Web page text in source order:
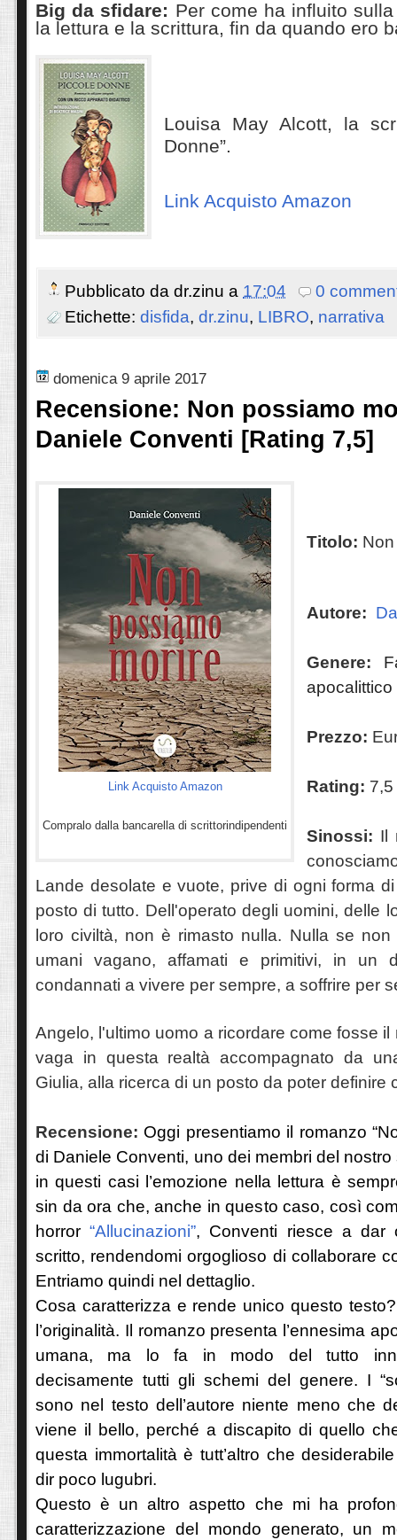
Big da sfidare: Per come ha influito
la lettura e la scrittura, fin da quando ero
Louisa May Alcott, la
Donne”.
Link Acquisto Amazon
Pubblicato da dr.zinu a 17:04
0
Etichette: disfida, dr.zinu, LIBRO, narrativa
domenica 9 aprile 2017
Recensione: Non possiamo
Daniele Conventi [Rating 7,5]
Link Acquisto Amazon
Compralo dalla bancarella di scrittorindipendenti
Titolo:
Autore:
Genere:
apocalittico
Prezzo:
Rating: 7,5
Sinossi: Il
Lande desolate e vuote, prive di ogni forma
posto di tutto. Dell'operato degli uomini, delle
loro civiltà, non è rimasto nulla. Nulla se non
umani vagano, affamati e primitivi, in un
condannati a vivere per sempre, a soffrire per
Angelo, l'ultimo uomo a ricordare come fosse
vaga in questa realtà accompagnato da
Giulia, alla ricerca di un posto da poter definire
Recensione: Oggi presentiamo il romanzo
di Daniele Conventi, uno dei membri del
in questi casi l’emozione nella lettura è
sin da ora che, anche in questo caso, così
horror“Allucinazioni”, Conventi riesce a dar
scritto, rendendomi orgoglioso di collaborare
Entriamo quindi nel dettaglio.
Cosa caratterizza e rende unico questo
l’originalità. Il romanzo presenta l’ennesima
umana, ma lo fa in modo del tutto
decisamente tutti gli schemi del genere. I
sono nel testo dell’autore niente meno che
viene il bello, perché a discapito di quello
questa immortalità è tutt’altro che
dir poco lugubri.
Questo è un altro aspetto che mi ha
caratterizzazione del mondo generato, un